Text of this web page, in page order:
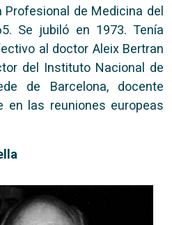
de Medicina del
Se jubiló en 1973. Tenía
al doctor Aleix Bertran
del Instituto Nacional de
de Barcelona, docente
en las reuniones europeas